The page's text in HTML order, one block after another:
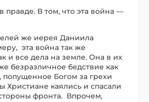
правде. В том, что эта война —
же иерея Даниила
эта война так же
и все дела на земле. Она в их
безразличное бедствие как
попущенное Богом за грехи
Христиане каялись и спасали
фронта. Впрочем,